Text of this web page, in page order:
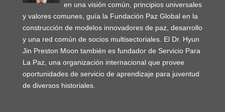
en una visión común, principios universales
y valores comunes, guía la Fundación Paz Global en la
construcción de modelos innovadores de paz, desarrollo
y una red común de socios multisectoriales. El Dr. Hyun
Jin Preston Moon también es fundador de Servicio Para
La Paz, una organización internacional que provee
oportunidades de servicio de aprendizaje para juventud
de diversos historiales.